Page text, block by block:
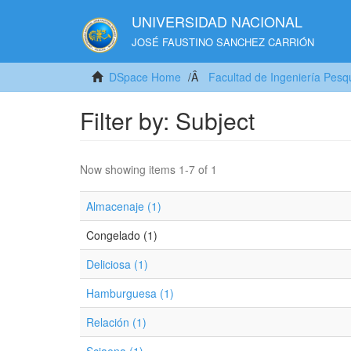
UNIVERSIDAD NACIONAL
JOSÉ FAUSTINO SANCHEZ CARRIÓN
DSpace Home Facultad de Ingeniería
Filter by: Subject
Now showing items 1-7 of 1
Almacenaje (1)
Congelado (1)
Deliciosa (1)
Hamburguesa (1)
Relación (1)